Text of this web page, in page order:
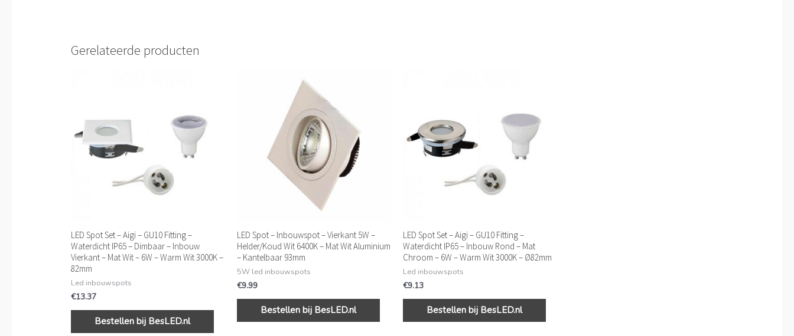
Gerelateerde producten
LED Spot Set – Aigi – GU10 Fitting –
Waterdicht IP65 – Dimbaar – Inbouw
Vierkant – Mat Wit – 6W – Warm Wit 3000K –
82mm
Led inbouwspots
€13.37
Bestellen bij BesLED.nl
LED Spot – Inbouwspot – Vierkant 5W –
Helder/Koud Wit 6400K – Mat Wit Aluminium
– Kantelbaar 93mm
5W led inbouwspots
€9.99
Bestellen bij BesLED.nl
LED Spot Set – Aigi – GU10 Fitting –
Waterdicht IP65 – Inbouw Rond – Mat
Chroom – 6W – Warm Wit 3000K – Ø82mm
Led inbouwspots
€9.13
Bestellen bij BesLED.nl